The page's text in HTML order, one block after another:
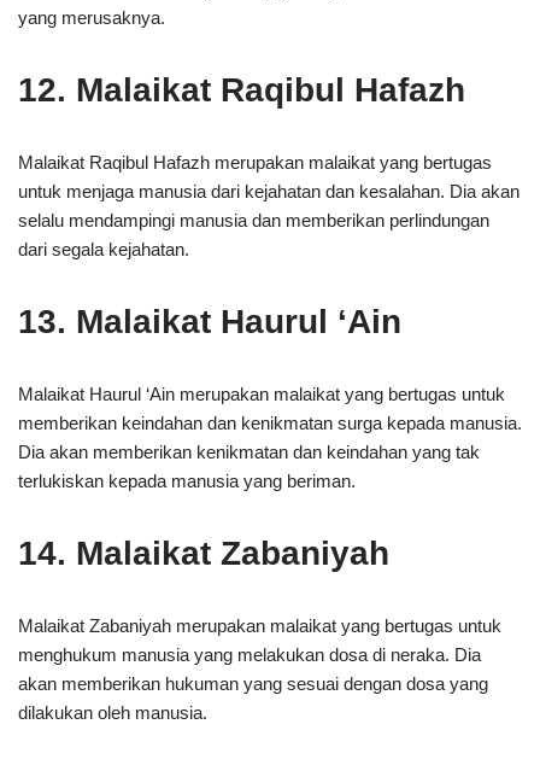
yang merusaknya.
12. Malaikat Raqibul Hafazh
Malaikat Raqibul Hafazh merupakan malaikat yang bertugas
untuk menjaga manusia dari kejahatan dan kesalahan. Dia akan
selalu mendampingi manusia dan memberikan perlindungan
dari segala kejahatan.
13. Malaikat Haurul ‘Ain
Malaikat Haurul ‘Ain merupakan malaikat yang bertugas untuk
memberikan keindahan dan kenikmatan surga kepada manusia.
Dia akan memberikan kenikmatan dan keindahan yang tak
terlukiskan kepada manusia yang beriman.
14. Malaikat Zabaniyah
Malaikat Zabaniyah merupakan malaikat yang bertugas untuk
menghukum manusia yang melakukan dosa di neraka. Dia
akan memberikan hukuman yang sesuai dengan dosa yang
dilakukan oleh manusia.